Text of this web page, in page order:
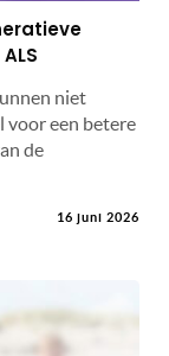
niet
voor een betere
de
16 juni 2026